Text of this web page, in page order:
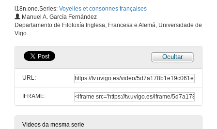
i18n.one.Series: Voyelles et consonnes françaises
Manuel A. García Fernández
Departamento de Filoloxía Inglesa, Francesa e Alemá, Universidade de
Vigo
Ocultar
URL:
IFRAME:
Vídeos da mesma serie
Les Occlusives alvéo-dentales
19 de xul. de 2019